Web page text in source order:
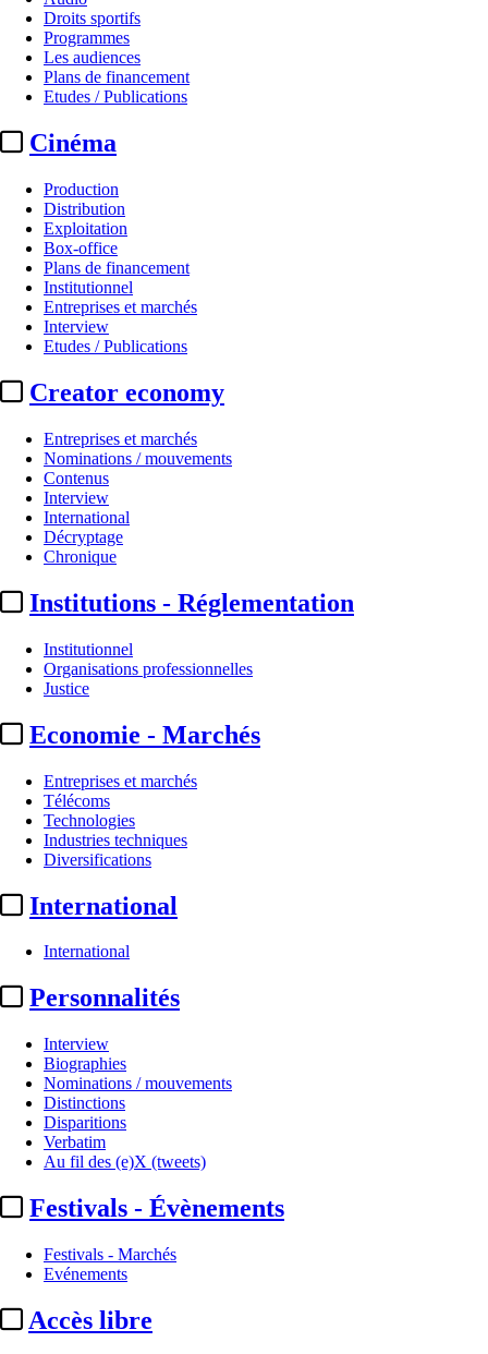
Droits sportifs
Programmes
Les audiences
Plans de financement
Etudes / Publications
Cinéma
Production
Distribution
Exploitation
Box-office
Plans de financement
Institutionnel
Entreprises et marchés
Interview
Etudes / Publications
Creator economy
Entreprises et marchés
Nominations / mouvements
Contenus
Interview
International
Décryptage
Chronique
Institutions - Réglementation
Institutionnel
Organisations professionnelles
Justice
Economie - Marchés
Entreprises et marchés
Télécoms
Technologies
Industries techniques
Diversifications
International
International
Personnalités
Interview
Biographies
Nominations / mouvements
Distinctions
Disparitions
Verbatim
Au fil des (e)X (tweets)
Festivals - Évènements
Festivals - Marchés
Evénements
Accès libre
Box-office France, semaine :
« Marsupilami » double la mise